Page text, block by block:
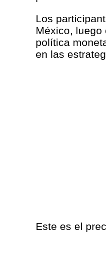
Los
México, luego
política
en las
Este es el